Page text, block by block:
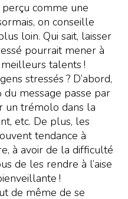
comme une
on conseille
loin. Qui sait, laisser
pourrait mener à
meilleurs talents !
stressés ? D’abord,
du message passe par
un trémolo dans la
etc. De plus, les
tendance à
à avoir de la difficulté
de les rendre à l’aise
!
de même de se